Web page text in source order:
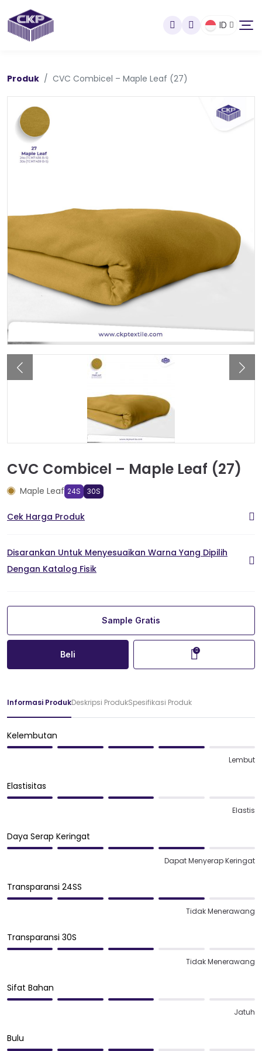
ID
Produk CVC Combicel – Maple Leaf (27)
CVC Combicel – Maple Leaf (27)
Maple Leaf 24S 30S
Cek Harga Produk
Disarankan Untuk Menyesuaikan Warna Yang Dipilih
Dengan Katalog Fisik
Sample Gratis
Beli
Informasi ProdukDeskripsi ProdukSpesifikasi Produk
Kelembutan
Lembut
Elastisitas
Elastis
Daya Serap Keringat
Dapat Menyerap Keringat
Transparansi 24SS
Tidak Menerawang
Transparansi 30S
Tidak Menerawang
Sifat Bahan
Jatuh
Bulu